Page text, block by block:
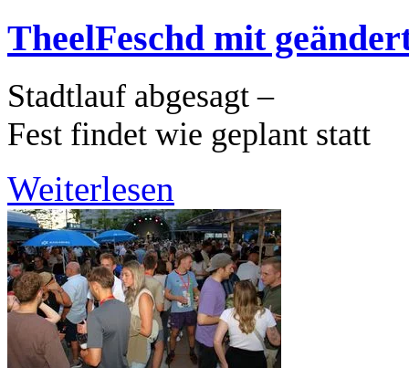
TheelFeschd mit
Stadtlauf abgesagt –
Fest findet wie geplant statt
Weiterlesen